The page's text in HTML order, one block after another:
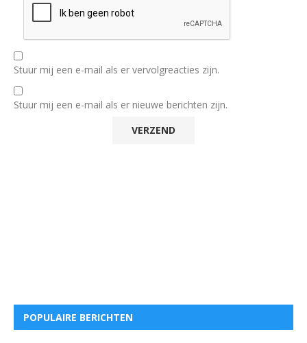
Stuur mij een e-mail als er vervolgreacties zijn.
Stuur mij een e-mail als er nieuwe berichten zijn.
POPULAIRE BERICHTEN